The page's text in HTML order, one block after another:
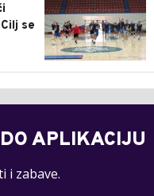
se
APLIKACIJU
i zabave.